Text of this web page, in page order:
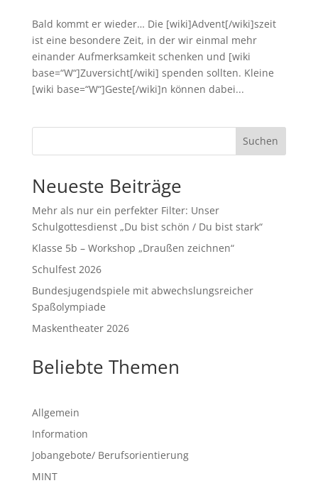
Bald kommt er wieder… Die [wiki]Advent[/wiki]szeit
ist eine besondere Zeit, in der wir einmal mehr
einander Aufmerksamkeit schenken und [wiki
base=“W“]Zuversicht[/wiki] spenden sollten. Kleine
[wiki base=“W“]Geste[/wiki]n können dabei...
Suchen
Neueste Beiträge
Mehr als nur ein perfekter Filter: Unser
Schulgottesdienst „Du bist schön / Du bist stark“
Klasse 5b – Workshop „Draußen zeichnen“
Schulfest 2026
Bundesjugendspiele mit abwechslungsreicher
Spaßolympiade
Maskentheater 2026
Beliebte Themen
Allgemein
Information
Jobangebote/ Berufsorientierung
MINT